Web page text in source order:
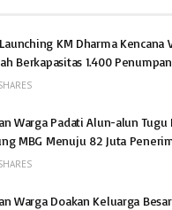
KM Dharma Kencana
Berkapasitas 1.400
Warga Padati Alun-alun Tugu
MBG Menuju 82 Juta
Warga Doakan Keluarga